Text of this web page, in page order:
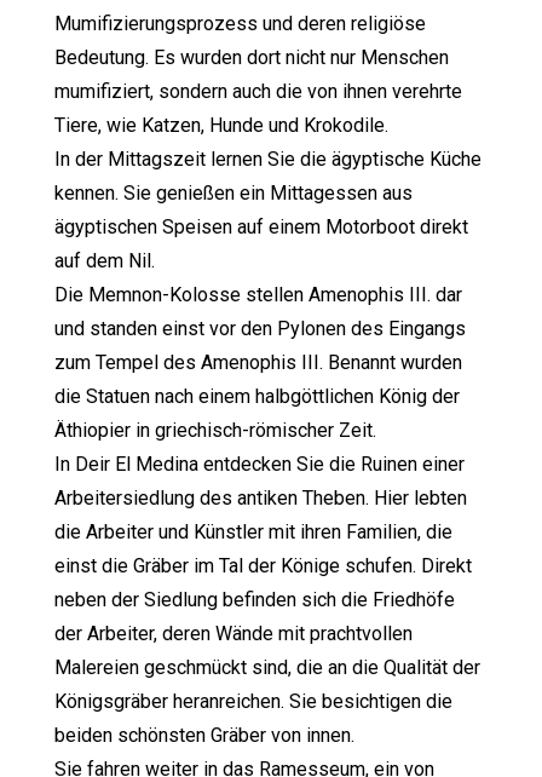
Mumifizierungsprozess und deren religiöse
Bedeutung. Es wurden dort nicht nur Menschen
mumifiziert, sondern auch die von ihnen verehrte
Tiere, wie Katzen, Hunde und Krokodile.
In der Mittagszeit lernen Sie die ägyptische Küche
kennen. Sie genießen ein Mittagessen aus
ägyptischen Speisen auf einem Motorboot direkt
auf dem Nil.
Die Memnon-Kolosse stellen Amenophis III. dar
und standen einst vor den Pylonen des Eingangs
zum Tempel des Amenophis III. Benannt wurden
die Statuen nach einem halbgöttlichen König der
Äthiopier in griechisch-römischer Zeit.
In Deir El Medina entdecken Sie die Ruinen einer
Arbeitersiedlung des antiken Theben. Hier lebten
die Arbeiter und Künstler mit ihren Familien, die
einst die Gräber im Tal der Könige schufen. Direkt
neben der Siedlung befinden sich die Friedhöfe
der Arbeiter, deren Wände mit prachtvollen
Malereien geschmückt sind, die an die Qualität der
Königsgräber heranreichen. Sie besichtigen die
beiden schönsten Gräber von innen.
Sie fahren weiter in das Ramesseum, ein von